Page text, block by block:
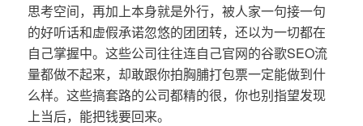
思考空间，再加上本身就是外行，被人家一句接一句
的好听话和虚假承诺忽悠的团团转，还以为一切都在
自己掌握中。这些公司往往连自己官网的谷歌SEO流
量都做不起来，却敢跟你拍胸脯打包票一定能做到什
么样。这些搞套路的公司都精的很，你也别指望发现
上当后，能把钱要回来。